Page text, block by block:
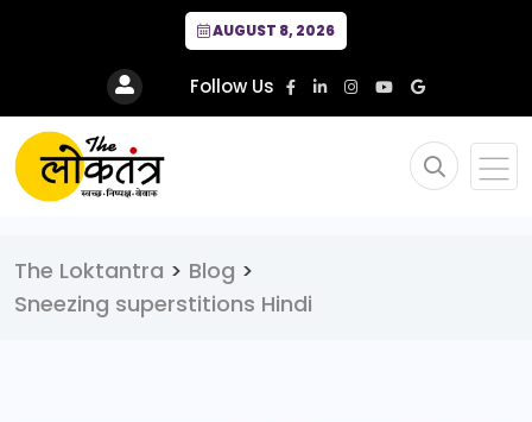
AUGUST 8, 2026
Follow Us
The Loktantra > Blog >
Sneezing superstitions Hindi